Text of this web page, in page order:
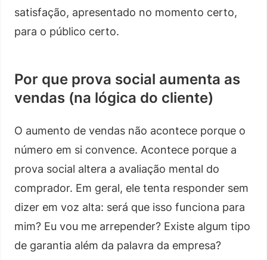
satisfação, apresentado no momento certo,
para o público certo.
Por que prova social aumenta as
vendas (na lógica do cliente)
O aumento de vendas não acontece porque o
número em si convence. Acontece porque a
prova social altera a avaliação mental do
comprador. Em geral, ele tenta responder sem
dizer em voz alta: será que isso funciona para
mim? Eu vou me arrepender? Existe algum tipo
de garantia além da palavra da empresa?